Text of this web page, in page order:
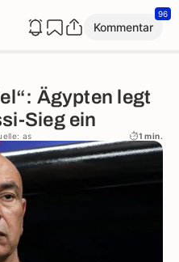
Kommentar
96
Ägypten legt
Sieg ein
as 1 min.